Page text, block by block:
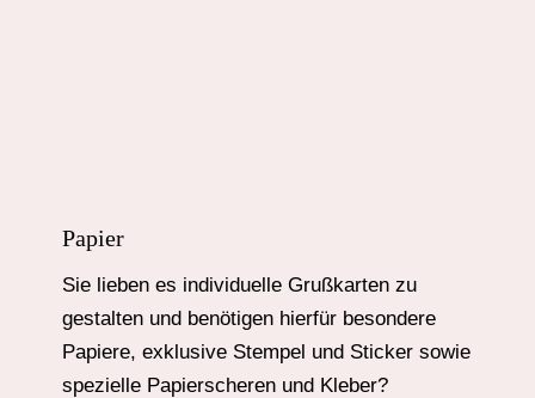
Papier
Sie lieben es individuelle Grußkarten zu
gestalten und benötigen hierfür besondere
Papiere, exklusive Stempel und Sticker sowie
spezielle Papierscheren und Kleber?